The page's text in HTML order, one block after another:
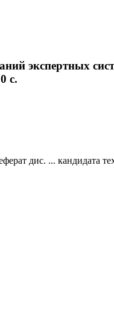
экспертных
с.
дис. ... кандидата